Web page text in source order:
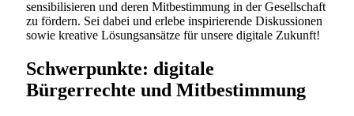
sensibilisieren und deren Mitbestimmung in der Gesellschaft
zu fördern. Sei dabei und erlebe inspirierende Diskussionen
sowie kreative Lösungsansätze für unsere digitale Zukunft!
Schwerpunkte: digitale
Bürgerrechte und Mitbestimmung